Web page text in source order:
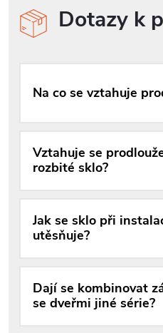
Dotazy k
Na co se vztahuje
Vztahuje se
rozbité sklo?
Jak se sklo při
utěsňuje?
Dají se kombinovat
se dveřmi jiné série?